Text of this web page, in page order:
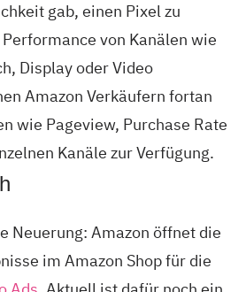
gab, einen Pixel zu
von Kanälen wie
Display oder Video
Amazon Verkäufern fortan
wie Pageview, Purchase Rate
Kanäle zur Verfügung.
Neuerung: Amazon öffnet die
im Amazon Shop für die